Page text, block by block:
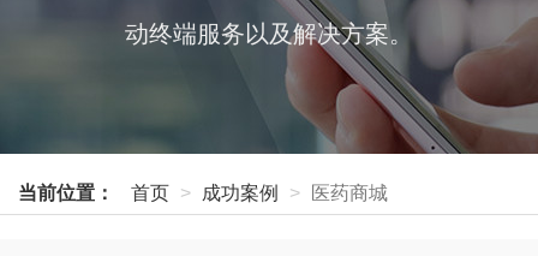
动终端服务以及解决方案。
当前位置： 首页 成功案例 医药商城